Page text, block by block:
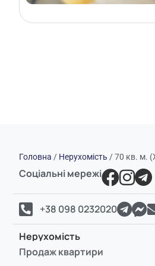
Головна / Нерухомість /70 кв. м.
Соціальні мережі
+38 098 0232020
Нерухомість
Продаж квартири